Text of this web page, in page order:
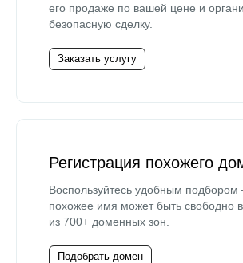
его продаже по вашей цене и
безопасную сделку.
Заказать услугу
Регистрация похожего
Воспользуйтесь удобным
похожее имя может быть свободно
из 700+ доменных зон.
Подобрать домен